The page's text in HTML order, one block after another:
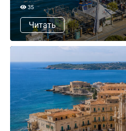
35
Читать